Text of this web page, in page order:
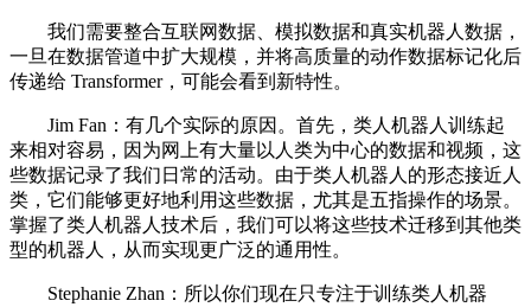
我们需要整合互联网数据、模拟数据和真实机器人数据，
一旦在数据管道中扩大规模，并将高质量的动作数据标记化后
传递给 Transformer，可能会看到新特性。
Jim Fan：有几个实际的原因。首先，类人机器人训练起
来相对容易，因为网上有大量以人类为中心的数据和视频，这
些数据记录了我们日常的活动。由于类人机器人的形态接近人
类，它们能够更好地利用这些数据，尤其是五指操作的场景。
掌握了类人机器人技术后，我们可以将这些技术迁移到其他类
型的机器人，从而实现更广泛的通用性。
Stephanie Zhan：所以你们现在只专注于训练类人机器